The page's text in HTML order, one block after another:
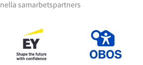
samarbetspartners